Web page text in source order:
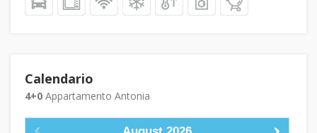
Calendario
4+0 Appartamento Antonia